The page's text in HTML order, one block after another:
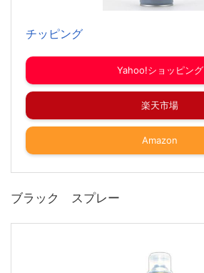
チッピング
Yahoo!ショッピング
楽天市場
Amazon
ブラック スプレー